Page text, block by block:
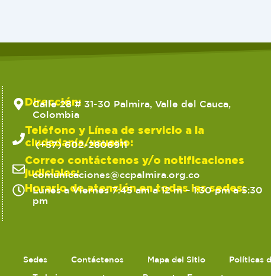
Dirección:
Calle 28 # 31-30 Palmira, Valle del Cauca,
Colombia
Teléfono y Línea de servicio a la
ciudadanía/usuario:
(+57) 602-2806911
Correo contáctenos y/o notificaciones
judiciales:
comunicaciones@ccpalmira.org.co
Horario de atención en todas las sedes:
Lunes a Viernes 7:45 am a 12 m – 1:30 pm a 5:30
pm
Sedes Contáctenos Mapa del Sitio Políticas